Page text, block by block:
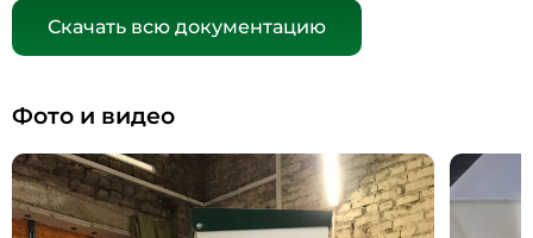
Скачать всю документацию
Фото и видео